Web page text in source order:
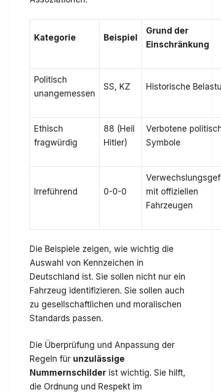
Kategorie Beispiel
Grund der
Einschränkung
Politisch
unangemessen
SS, KZ Historische
Ethisch
fragwürdig
88 (Heil
Hitler)
Verbotene
Symbole
Irreführend 0-0-0
mit offiziellen
Fahrzeugen
Die Beispiele zeigen, wie wichtig die
Auswahl von Kennzeichen in
Deutschland ist. Sie sollen nicht nur ein
Fahrzeug identifizieren. Sie sollen auch
zu gesellschaftlichen und moralischen
Standards passen.
Die Überprüfung und Anpassung der
Regeln für unzulässige
Nummernschilder ist wichtig. Sie hilft,
die Ordnung und Respekt im